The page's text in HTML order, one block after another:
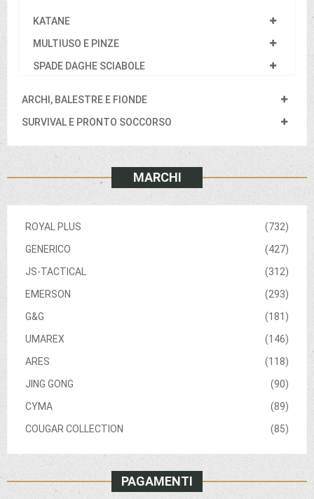
KATANE
MULTIUSO E PINZE
SPADE DAGHE SCIABOLE
ARCHI, BALESTRE E FIONDE
SURVIVAL E PRONTO SOCCORSO
MARCHI
(732)
ROYAL PLUS
(427)
GENERICO
(312)
JS-TACTICAL
(293)
EMERSON
(181)
G&G
(146)
UMAREX
(118)
ARES
(90)
JING GONG
(89)
CYMA
(85)
COUGAR COLLECTION
PAGAMENTI